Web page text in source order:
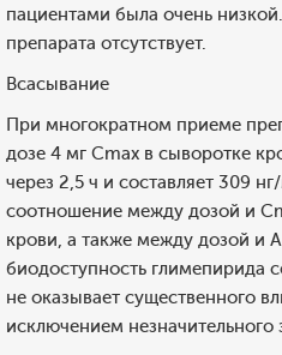
пациентами была очень
препарата отсутствует.
Всасывание
При многократном приеме
дозе 4 мг Cmax в сыворотке
через 2,5 ч и составляет 309
соотношение между дозой и
крови, а также между дозой и
биодоступность глимепирида
не оказывает существенного
исключением незначительного